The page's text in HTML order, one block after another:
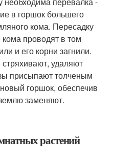
в горшок большего
кома. Пересадку
проводят в том
и его корни загнили.
удаляют
присыпают толченым
горшок, обеспечив
заменяют.
растений